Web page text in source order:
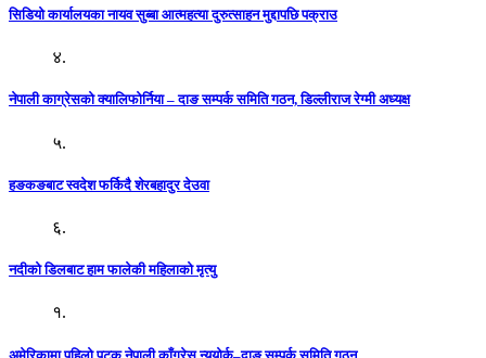
सिडियो कार्यालयका नायव सुब्बा आत्महत्या दुरुत्साहन मुद्दापछि पक्राउ
४.
नेपाली काग्रेसको क्यालिफोर्निया – दाङ सम्पर्क समिति गठन, डिल्लीराज रेग्मी अध्यक्ष
५.
हङकङबाट स्वदेश फर्किदै शेरबहादुर देउवा
६.
नदीको डिलबाट हाम फालेकी महिलाको मृत्यु
१.